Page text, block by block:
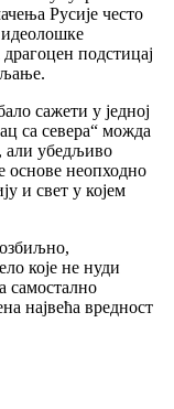
Русије често
идеолошке
подстицај
сажети у једној
са севера“ можда
али убедљиво
основе неопходно
и свет у којем
које не нуди
самостално
највећа вредност